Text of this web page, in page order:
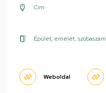
Cím
Épület, emelet, szobaszám
Weboldal